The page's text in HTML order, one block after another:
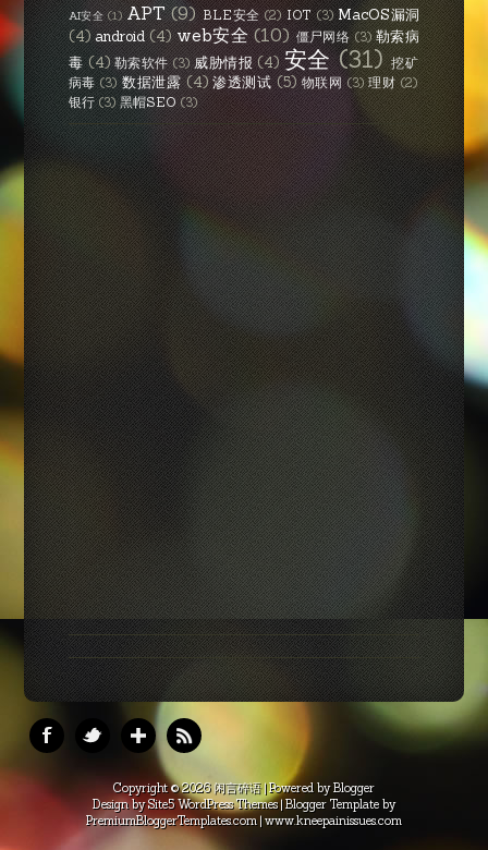
AI安全 (1) APT (9) BLE安全 (2) IOT (3) MacOS漏洞
(4) android (4) web安全 (10) 僵尸网络 (3) 勒索病
毒 (4) 勒索软件 (3) 威胁情报 (4) 安全 (31) 挖矿
病毒 (3) 数据泄露 (4) 渗透测试 (5) 物联网 (3) 理财 (2)
银行 (3) 黑帽SEO (3)
Copyright ©2026 闲言碎语| Powered byBlogger
Design bySite5 WordPress Themes| Blogger Template by
PremiumBloggerTemplates.com|www.kneepainissues.com